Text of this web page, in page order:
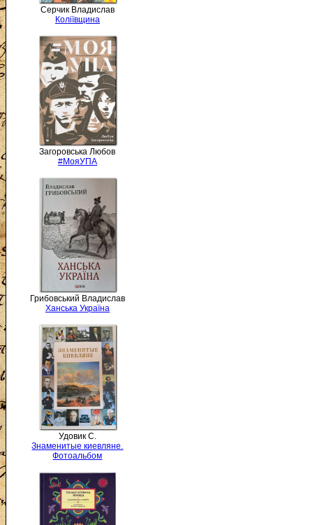
Серчик Владислав
Коліївщина
Загоровська Любов
#МояУПА
Грибовський Владислав
Ханська Україна
Удовик С.
Знаменитые киевляне.
Фотоальбом